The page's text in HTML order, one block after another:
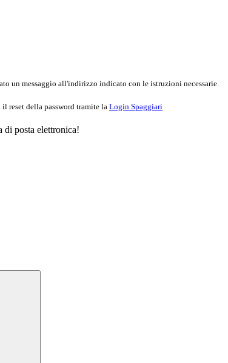
un messaggio all'indirizzo indicato con le istruzioni necessarie.
reset della password tramite la Login Spaggiari
di posta elettronica!